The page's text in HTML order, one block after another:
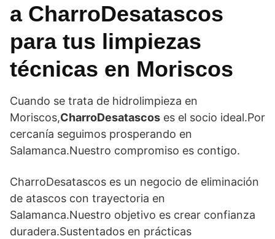
a CharroDesatascos
para tus limpiezas
técnicas en Moriscos
Cuando se trata de hidrolimpieza en
Moriscos,CharroDesatascos es el socio ideal.Por
cercanía seguimos prosperando en
Salamanca.Nuestro compromiso es contigo.
CharroDesatascos es un negocio de eliminación
de atascos con trayectoria en
Salamanca.Nuestro objetivo es crear confianza
duradera.Sustentados en prácticas